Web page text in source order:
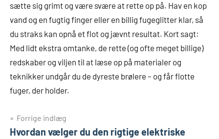
sætte sig grimt og være svære at rette op på. Hav en kop
vand og en fugtig finger eller en billig fugeglitter klar, så
du straks kan opnå et flot og jævnt resultat. Kort sagt:
Med lidt ekstra omtanke, de rette (og ofte meget billige)
redskaber og viljen til at læse op på materialer og
teknikker undgår du de dyreste brølere – og får flotte
fuger, der holder.
Indlægsnavigation
Forrige indlæg
Hvordan vælger du den rigtige elektriske